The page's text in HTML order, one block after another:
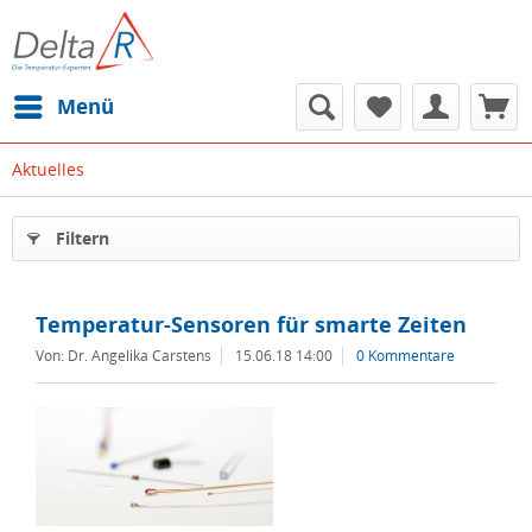
Menü
Aktuelles
Filtern
Temperatur-Sensoren für smarte Zeiten
Von: Dr. Angelika Carstens 15.06.18 14:00 0 Kommentare